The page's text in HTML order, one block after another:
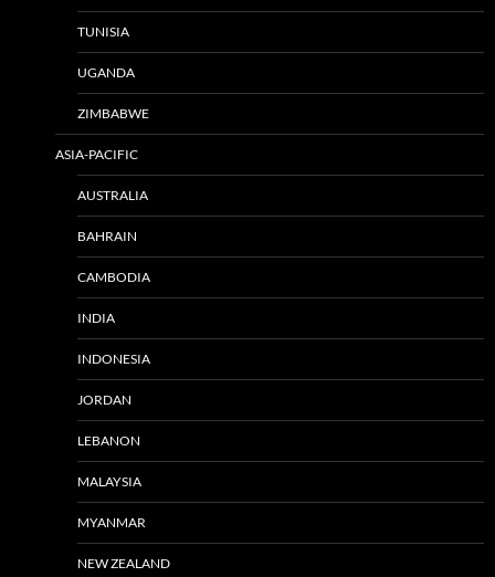
TUNISIA
UGANDA
ZIMBABWE
ASIA-PACIFIC
AUSTRALIA
BAHRAIN
CAMBODIA
INDIA
INDONESIA
JORDAN
LEBANON
MALAYSIA
MYANMAR
NEW ZEALAND